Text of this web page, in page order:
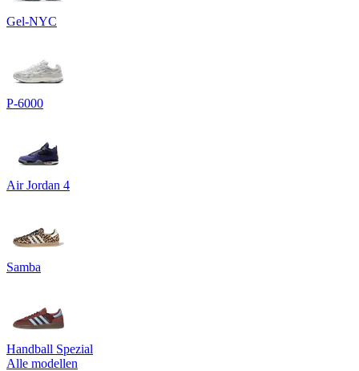
Gel-NYC
P-6000
Air Jordan 4
Samba
Handball Spezial
Alle modellen